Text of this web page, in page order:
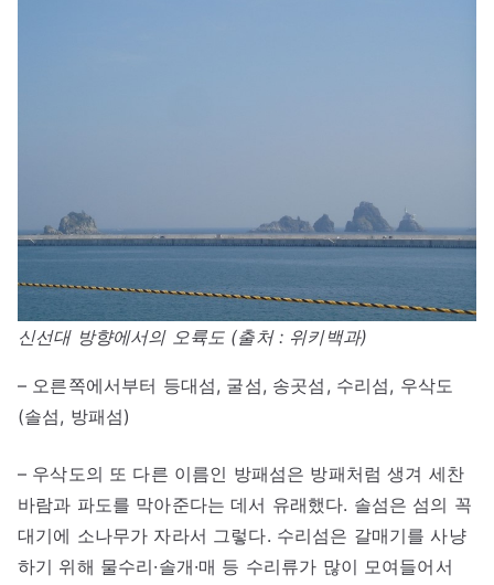
신선대 방향에서의 오륙도 (출처 : 위키백과)
– 오른쪽에서부터 등대섬, 굴섬, 송곳섬, 수리섬, 우삭도
(솔섬, 방패섬)
– 우삭도의 또 다른 이름인 방패섬은 방패처럼 생겨 세찬
바람과 파도를 막아준다는 데서 유래했다. 솔섬은 섬의 꼭
대기에 소나무가 자라서 그렇다. 수리섬은 갈매기를 사냥
하기 위해 물수리·솔개·매 등 수리류가 많이 모여들어서